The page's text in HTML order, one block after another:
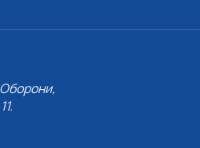
Оборони,